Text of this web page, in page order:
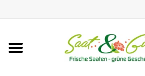
Startseite